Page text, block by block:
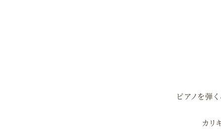
ピアノを弾
カリ